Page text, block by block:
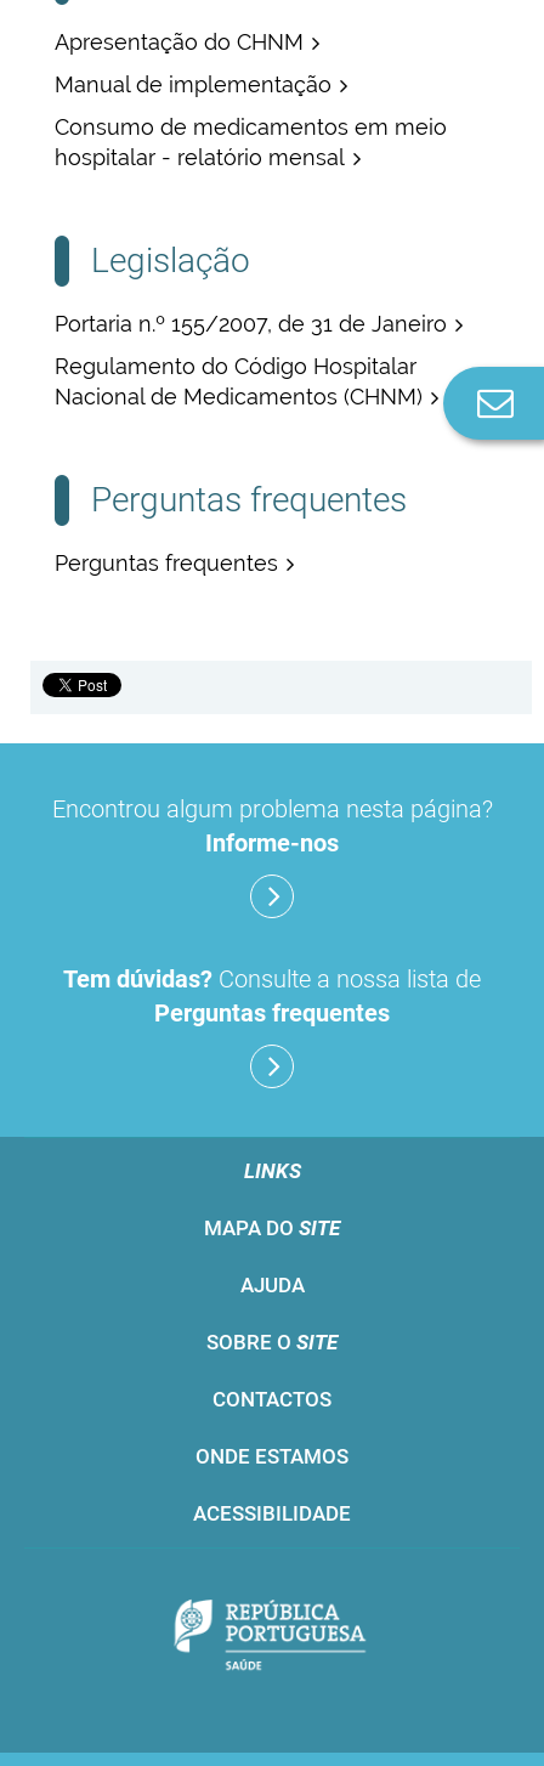
Apresentação do CHNM
Manual de implementação
Consumo de medicamentos em meio
hospitalar - relatório mensal
Legislação
Portaria n.º 155/2007, de 31 de Janeiro
Regulamento do Código Hospitalar
Nacional de Medicamentos (CHNM)
Perguntas frequentes
Perguntas frequentes
Encontrou algum problema nesta página?
Informe-nos
Tem dúvidas? Consulte a nossa lista de
Perguntas frequentes
LINKS
MAPA DO SITE
AJUDA
SOBRE O SITE
CONTACTOS
ONDE ESTAMOS
ACESSIBILIDADE
Infarmed © 2016. Todos os direitos reservados